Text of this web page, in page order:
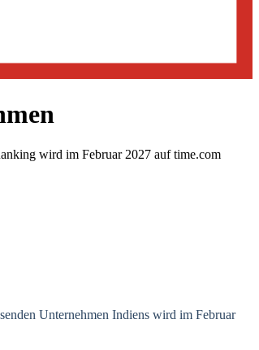
wird im Februar 2027 auf time.com
Unternehmen Indiens wird im Februar